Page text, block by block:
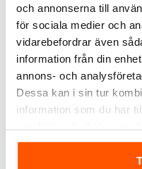
och annonserna till
för sociala medier och
vidarebefordrar även
information från din
annons- och
Dessa kan i sin tur
information som du har
för 1-fasskensystem
från 39,00 kr -
2 av 2 varianter I webblager
KAMPANJ